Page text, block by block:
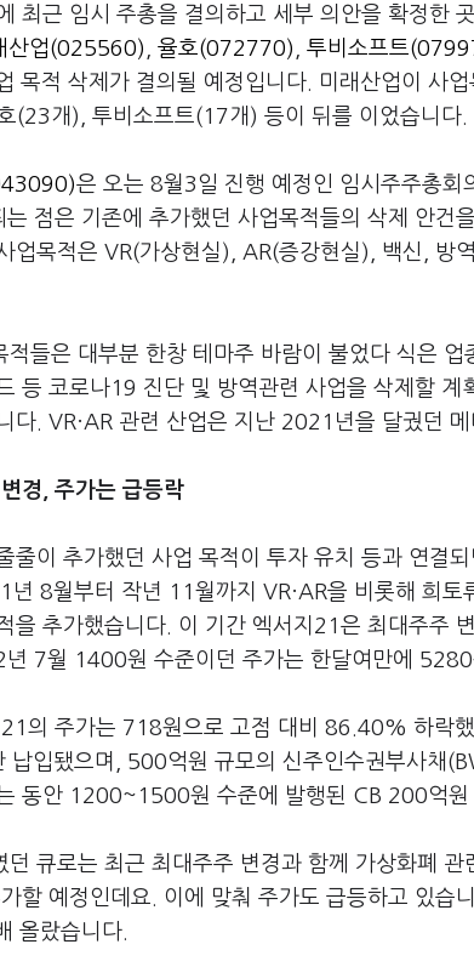
최근 임시 주총을 결의하고 세부 의안을 확정한
산업(025560) 율호(072770) 투비소프트
목적 삭제가 결의될 예정입니다. 미래산업이 사
(23개), 투비소프트(17개) 등이 뒤를 이었습니다.
은 오는 8월3일 진행 예정인 임시주주총회
점은 기존에 추가했던 사업목적들의 삭제 안건
업목적은 VR(가상현실), AR(증강현실), 백신, 방
적들은 대부분 한창 테마주 바람이 불었다 식은
등 코로나19 진단 및 방역관련 사업을 삭제할 계
다. VR·AR 관련 산업은 지난 2021년을 달궜던
경, 주가는 급등락
줄이 추가했던 사업 목적이 투자 유치 등과 연결
8월부터 작년 11월까지 VR·AR을 비롯해 희토
을 추가했습니다. 이 기간 엑서지21은 최대주주
7월 1400원 수준이던 주가는 한달여만에
의 주가는 718원으로 고점 대비 86.40% 하락
입됐으며, 500억원 규모의 신주인수권부사채
동안 1200~1500원 수준에 발행된 CB 200억원
던 큐로는 최근 최대주주 변경과 함께 가상화폐
할 예정인데요. 이에 맞춰 주가도 급등하고 있습
올랐습니다.